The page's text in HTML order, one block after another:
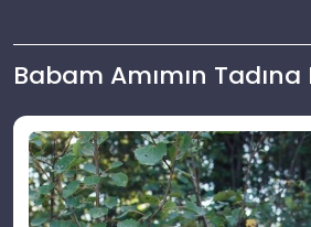
Babam Amımın Tadına